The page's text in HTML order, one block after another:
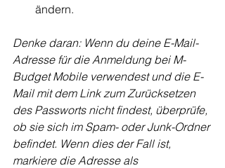
ändern.
Denke daran: Wenn du deine E-Mail-
Adresse für die Anmeldung bei M-
Budget Mobile verwendest und die E-
Mail mit dem Link zum Zurücksetzen
des Passworts nicht findest, überprüfe,
ob sie sich im Spam- oder Junk-Ordner
befindet. Wenn dies der Fall ist,
markiere die Adresse als